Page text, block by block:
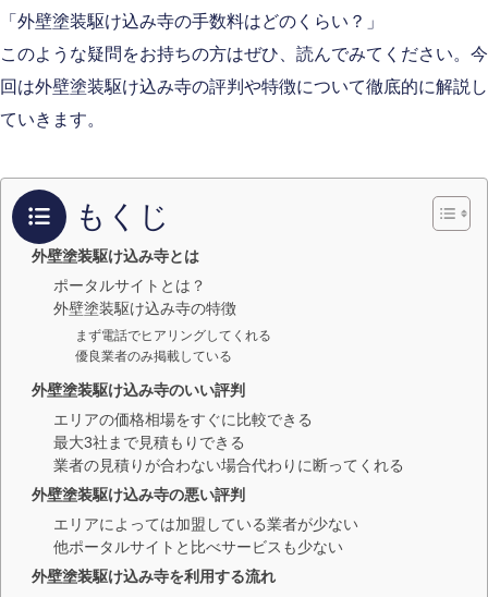
「外壁塗装駆け込み寺の手数料はどのくらい？」
このような疑問をお持ちの方はぜひ、読んでみてください。今
回は外壁塗装駆け込み寺の評判や特徴について徹底的に解説し
ていきます。
もくじ
外壁塗装駆け込み寺とは
ポータルサイトとは？
外壁塗装駆け込み寺の特徴
まず電話でヒアリングしてくれる
優良業者のみ掲載している
外壁塗装駆け込み寺のいい評判
エリアの価格相場をすぐに比較できる
最大3社まで見積もりできる
業者の見積りが合わない場合代わりに断ってくれる
外壁塗装駆け込み寺の悪い評判
エリアによっては加盟している業者が少ない
他ポータルサイトと比べサービスも少ない
外壁塗装駆け込み寺を利用する流れ